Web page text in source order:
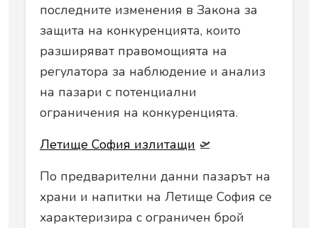
последните изменения в Закона за
защита на конкуренцията, които
разширяват правомощията на
регулатора за наблюдение и анализ
на пазари с потенциални
ограничения на конкуренцията.
Летище София излитащи 🛫
По предварителни данни пазарът на
храни и напитки на Летище София се
характеризира с ограничен брой